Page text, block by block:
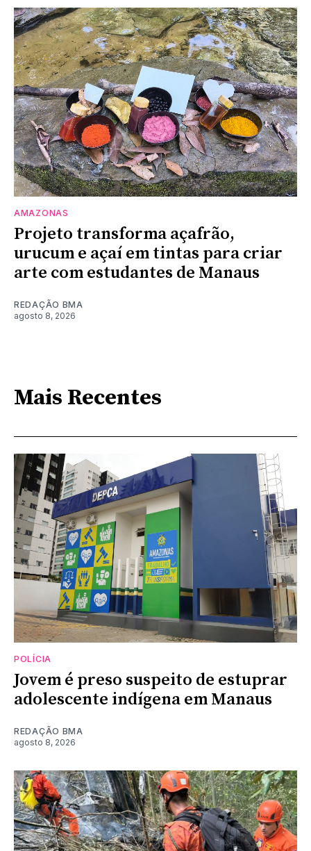
AMAZONAS
Projeto transforma açafrão,
urucum e açaí em tintas para criar
arte com estudantes de Manaus
REDAÇÃO BMA
agosto 8, 2026
Mais Recentes
POLÍCIA
Jovem é preso suspeito de estuprar
adolescente indígena em Manaus
REDAÇÃO BMA
agosto 8, 2026